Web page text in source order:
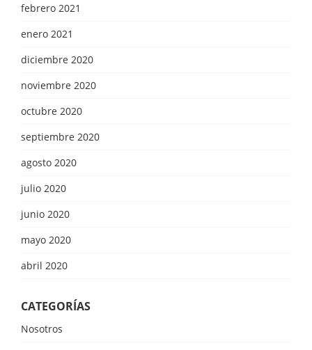
febrero 2021
enero 2021
diciembre 2020
noviembre 2020
octubre 2020
septiembre 2020
agosto 2020
julio 2020
junio 2020
mayo 2020
abril 2020
CATEGORÍAS
Nosotros